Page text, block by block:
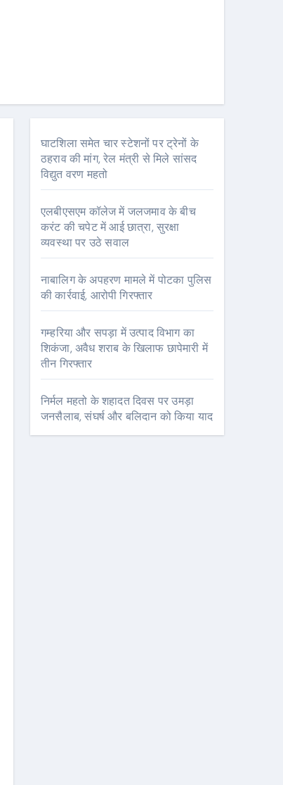
घाटशिला समेत चार स्टेशनों पर ट्रेनों के
ठहराव की मांग, रेल मंत्री से मिले सांसद
विद्युत वरण महतो
एलबीएसएम कॉलेज में जलजमाव के बीच
करंट की चपेट में आई छात्रा, सुरक्षा
व्यवस्था पर उठे सवाल
नाबालिग के अपहरण मामले में पोटका पुलिस
की कार्रवाई, आरोपी गिरफ्तार
गम्हरिया और सपड़ा में उत्पाद विभाग का
शिकंजा, अवैध शराब के खिलाफ छापेमारी में
तीन गिरफ्तार
निर्मल महतो के शहादत दिवस पर उमड़ा
जनसैलाब, संघर्ष और बलिदान को किया याद